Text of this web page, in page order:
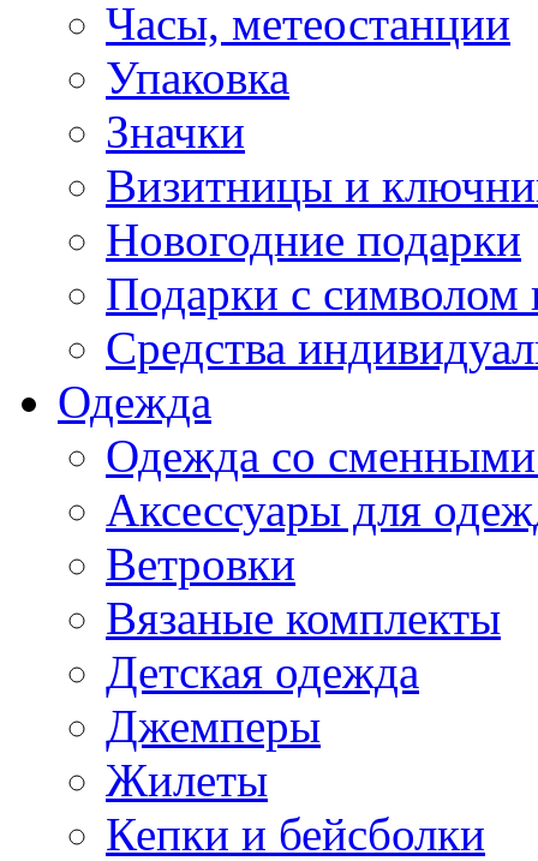
Часы, метеостанции
Упаковка
Значки
Визитницы и
Новогодние подарки
Подарки с символом
Средства
Одежда
Одежда со сменными
Аксессуары для
Ветровки
Вязаные комплекты
Детская одежда
Джемперы
Жилеты
Кепки и бейсболки